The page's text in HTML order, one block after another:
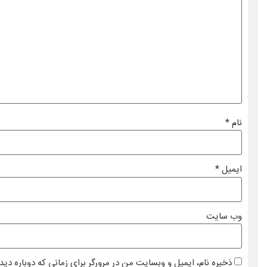
نام*
ایمیل*
وب‌ سایت
ذخیره نام، ایمیل و وبسایت من در مرورگر برای زمانی که دوباره